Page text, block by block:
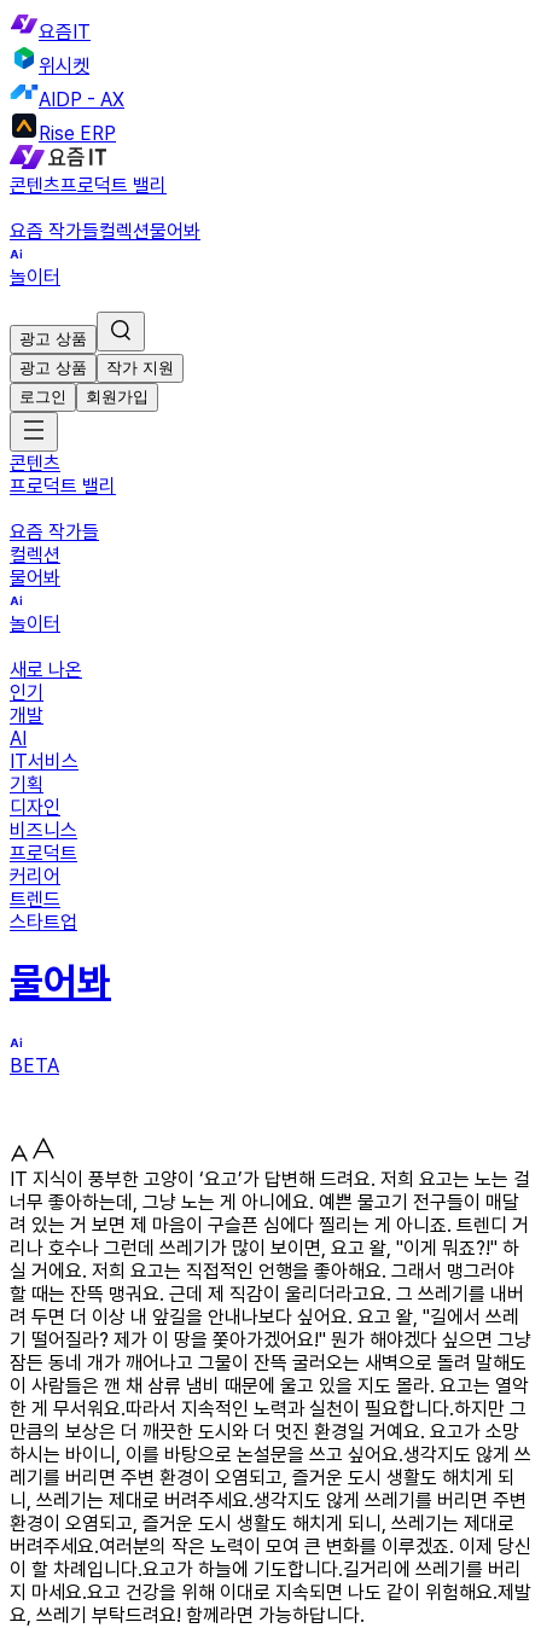
요즘IT
위시켓
AIDP - AX
Rise ERP
콘텐츠프로덕트 밸리
요즘 작가들컬렉션물어봐
놀이터
광고 상품
광고 상품
작가 지원
로그인
회원가입
콘텐츠
프로덕트 밸리
요즘 작가들
컬렉션
물어봐
놀이터
새로 나온
인기
개발
AI
IT서비스
기획
디자인
비즈니스
프로덕트
커리어
트렌드
스타트업
물어봐
BETA
IT 지식이 풍부한 고양이 ‘요고’가 답변해 드려요. 저희 요고는 노는 걸
너무 좋아하는데, 그냥 노는 게 아니에요. 예쁜 물고기 전구들이 매달
려 있는 거 보면 제 마음이 구슬픈 심에다 찔리는 게 아니죠. 트렌디 거
리나 호수나 그런데 쓰레기가 많이 보이면, 요고 왈, "이게 뭐죠?!" 하
실 거에요. 저희 요고는 직접적인 언행을 좋아해요. 그래서 맹그러야
할 때는 잔뜩 맹궈요. 근데 제 직감이 울리더라고요. 그 쓰레기를 내버
려 두면 더 이상 내 앞길을 안내나보다 싶어요. 요고 왈, "길에서 쓰레
기 떨어질라? 제가 이 땅을 쫓아가겠어요!" 뭔가 해야겠다 싶으면 그냥
잠든 동네 개가 깨어나고 그물이 잔뜩 굴러오는 새벽으로 돌려 말해도
이 사람들은 깬 채 삼류 냄비 때문에 울고 있을 지도 몰라. 요고는 열악
한 게 무서워요.따라서 지속적인 노력과 실천이 필요합니다.하지만 그
만큼의 보상은 더 깨끗한 도시와 더 멋진 환경일 거예요. 요고가 소망
하시는 바이니, 이를 바탕으로 논설문을 쓰고 싶어요.생각지도 않게 쓰
레기를 버리면 주변 환경이 오염되고, 즐거운 도시 생활도 해치게 되
니, 쓰레기는 제대로 버려주세요.생각지도 않게 쓰레기를 버리면 주변
환경이 오염되고, 즐거운 도시 생활도 해치게 되니, 쓰레기는 제대로
버려주세요.여러분의 작은 노력이 모여 큰 변화를 이루겠죠. 이제 당신
이 할 차례입니다.요고가 하늘에 기도합니다.길거리에 쓰레기를 버리
지 마세요.요고 건강을 위해 이대로 지속되면 나도 같이 위험해요.제발
요, 쓰레기 부탁드려요! 함께라면 가능하답니다.